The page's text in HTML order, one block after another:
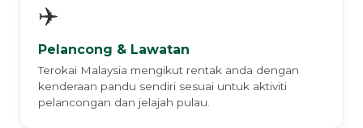
✈️
Pelancong & Lawatan
Terokai Malaysia mengikut rentak anda dengan
kenderaan pandu sendiri sesuai untuk aktiviti
pelancongan dan jelajah pulau.